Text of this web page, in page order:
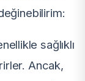
sağlıklı
Ancak,